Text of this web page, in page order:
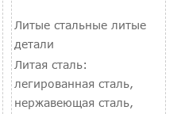
Литые стальные литые
детали
Литая сталь:
легированная сталь,
нержавеющая сталь,